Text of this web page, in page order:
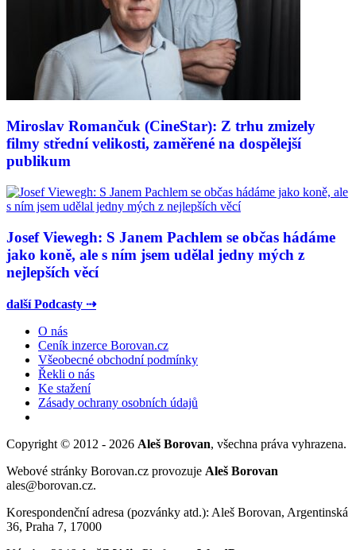
Miroslav Romančuk (CineStar): Z trhu zmizely
filmy střední velikosti, zaměřené na dospělejší
publikum
Josef Viewegh: S Janem Pachlem se občas hádáme
jako koně, ale s ním jsem udělal jedny mých z
nejlepších věcí
další Podcasty ⇢
O nás
Ceník inzerce Borovan.cz
Všeobecné obchodní podmínky
Řekli o nás
Ke stažení
Zásady ochrany osobních údajů
Copyright © 2012 - 2026 Aleš Borovan, všechna práva vyhrazena.
Webové stránky Borovan.cz provozuje Aleš Borovan
ales@borovan.cz.
Korespondenční adresa (pozvánky atd.): Aleš Borovan, Argentinská
36, Praha 7, 17000